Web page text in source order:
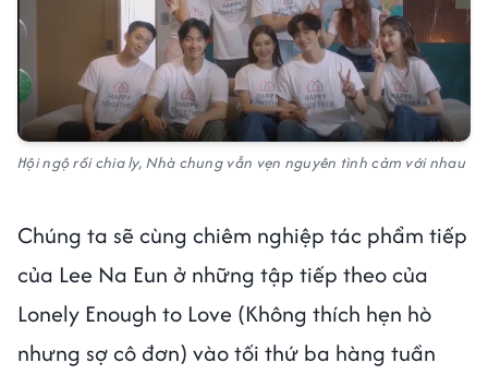
Hội ngộ rồi chia ly, Nhà chung vẫn vẹn nguyên tình cảm với nhau
Chúng ta sẽ cùng chiêm nghiệp tác phẩm tiếp
của Lee Na Eun ở những tập tiếp theo của
Lonely Enough to Love (Không thích hẹn hò
nhưng sợ cô đơn) vào tối thứ ba hàng tuần